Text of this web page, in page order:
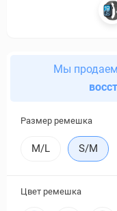
Мы
Размер ремешка
M/L S/M
Цвет ремешка